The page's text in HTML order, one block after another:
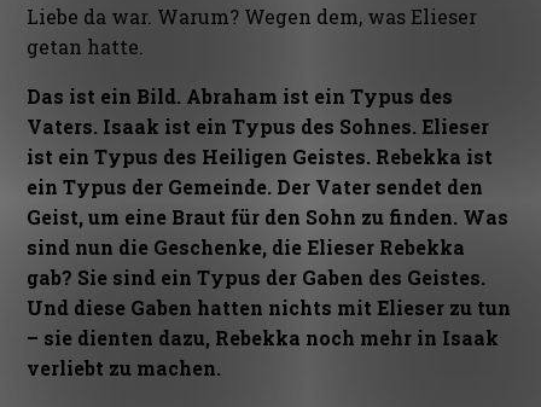
Liebe da war. Warum? Wegen dem, was Elieser
getan hatte.
Das ist ein Bild. Abraham ist ein Typus des
Vaters. Isaak ist ein Typus des Sohnes. Elieser
ist ein Typus des Heiligen Geistes. Rebekka ist
ein Typus der Gemeinde. Der Vater sendet den
Geist, um eine Braut für den Sohn zu finden. Was
sind nun die Geschenke, die Elieser Rebekka
gab? Sie sind ein Typus der Gaben des Geistes.
Und diese Gaben hatten nichts mit Elieser zu tun
– sie dienten dazu, Rebekka noch mehr in Isaak
verliebt zu machen.